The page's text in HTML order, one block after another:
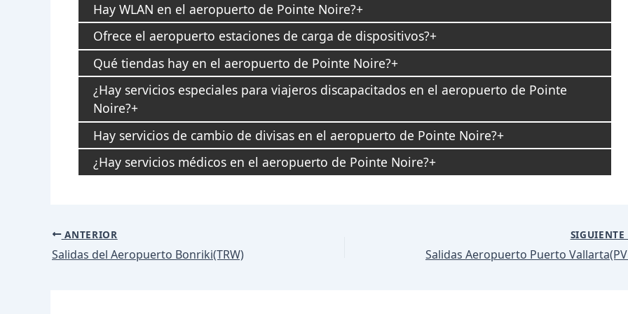
Hay WLAN en el aeropuerto de Pointe Noire?
Ofrece el aeropuerto estaciones de carga de dispositivos?
Qué tiendas hay en el aeropuerto de Pointe Noire?
¿Hay servicios especiales para viajeros discapacitados en el aeropuerto de Pointe
Noire?
Hay servicios de cambio de divisas en el aeropuerto de Pointe Noire?
¿Hay servicios médicos en el aeropuerto de Pointe Noire?
Navegación
de
ANTERIOR
Salidas del Aeropuerto Bonriki(TRW)
SIGUIENTE
Salidas Aeropuerto Puerto